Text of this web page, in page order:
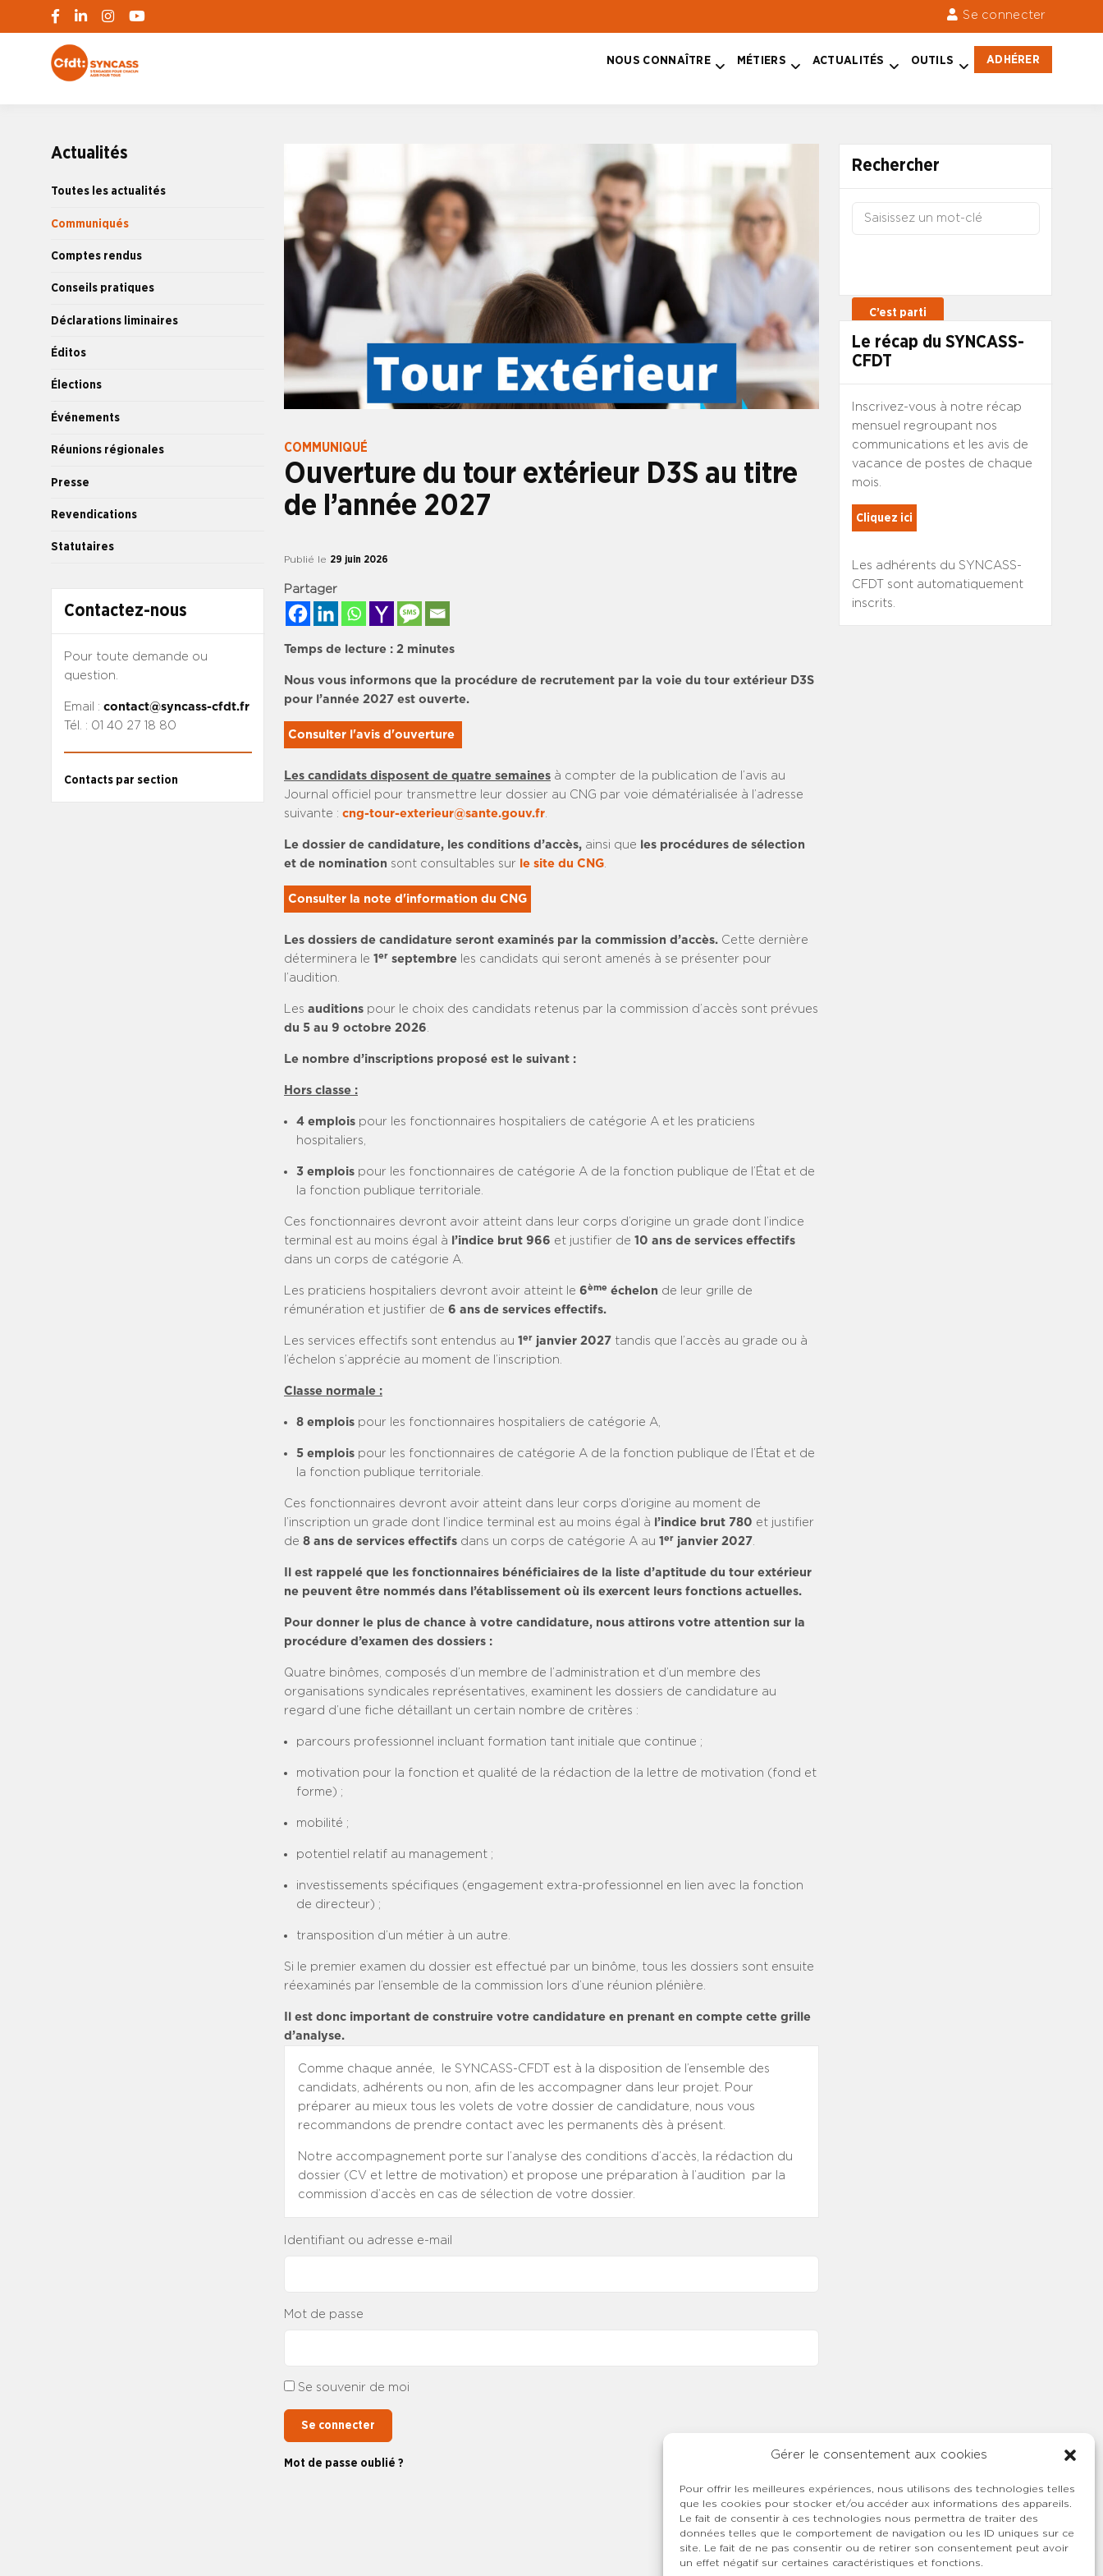
Gérer le consentement aux cookies
Pour offrir les meilleures expériences, nous utilisons des technologies telles
que les cookies pour stocker et/ou accéder aux informations des appareils.
Le fait de consentir à ces technologies nous permettra de traiter des
données telles que le comportement de navigation ou les ID uniques sur ce
site. Le fait de ne pas consentir ou de retirer son consentement peut avoir
un effet négatif sur certaines caractéristiques et fonctions.
Se connecter
NOUS CONNAÎTRE MÉTIERS ACTUALITÉS OUTILS ADHÉRER
Actualités
Toutes les actualités
Communiqués
Comptes rendus
Conseils pratiques
Déclarations liminaires
Éditos
Élections
Événements
Réunions régionales
Presse
Revendications
Statutaires
Contactez-nous
Pour toute demande ou
question.
Email : contact@syncass-cfdt.fr
Tél. : 01 40 27 18 80
Contacts par section
COMMUNIQUÉ
Ouverture du tour extérieur D3S au titre
de l’année 2027
Publié le 29 juin 2026
Partager
Temps de lecture : 2 minutes
Nous vous informons que la procédure de recrutement par la voie du tour extérieur D3S
pour l’année 2027 est ouverte.
Consulter l'avis d'ouverture
Les candidats disposent de quatre semaines à compter de la publication de l’avis au
Journal officiel pour transmettre leur dossier au CNG par voie dématérialisée à l’adresse
suivante : cng-tour-exterieur@sante.gouv.fr
Le dossier de candidature, les conditions d’accès, ainsi que les procédures de sélection
et de nomination sont consultables sur le site du CNG
Consulter la note d'information du CNG
Les dossiers de candidature seront examinés par la commission d’accès. Cette dernière
déterminera le 1 er septembre les candidats qui seront amenés à se présenter pour
l’audition.
Les auditions pour le choix des candidats retenus par la commission d’accès sont prévues
du 5 au 9 octobre 2026
Le nombre d’inscriptions proposé est le suivant :
Hors classe :
4 emplois pour les fonctionnaires hospitaliers de catégorie A et les praticiens
hospitaliers,
3 emplois pour les fonctionnaires de catégorie A de la fonction publique de l’État et de
la fonction publique territoriale.
Ces fonctionnaires devront avoir atteint dans leur corps d’origine un grade dont l’indice
terminal est au moins égal à l’indice brut 966 et justifier de 10 ans de services effectifs
dans un corps de catégorie A.
Les praticiens hospitaliers devront avoir atteint le 6ème échelon de leur grille de
rémunération et justifier de 6 ans de services effectifs.
Les services effectifs sont entendus au 1 er janvier 2027 tandis que l’accès au grade ou à
l’échelon s’apprécie au moment de l’inscription.
Classe normale :
8 emplois pour les fonctionnaires hospitaliers de catégorie A,
5 emplois pour les fonctionnaires de catégorie A de la fonction publique de l’État et de
la fonction publique territoriale.
Ces fonctionnaires devront avoir atteint dans leur corps d’origine au moment de
l’inscription un grade dont l’indice terminal est au moins égal à l’indice brut 780 et justifier
de 8 ans de services effectifs dans un corps de catégorie A au 1 er janvier 2027
Il est rappelé que les fonctionnaires bénéficiaires de la liste d’aptitude du tour extérieur
ne peuvent être nommés dans l’établissement où ils exercent leurs fonctions actuelles.
Pour donner le plus de chance à votre candidature, nous attirons votre attention sur la
procédure d’examen des dossiers :
Quatre binômes, composés d’un membre de l’administration et d’un membre des
organisations syndicales représentatives, examinent les dossiers de candidature au
regard d’une fiche détaillant un certain nombre de critères :
parcours professionnel incluant formation tant initiale que continue ;
motivation pour la fonction et qualité de la rédaction de la lettre de motivation (fond et
forme) ;
mobilité ;
potentiel relatif au management ;
investissements spécifiques (engagement extra-professionnel en lien avec la fonction
de directeur) ;
transposition d’un métier à un autre.
Si le premier examen du dossier est effectué par un binôme, tous les dossiers sont ensuite
réexaminés par l’ensemble de la commission lors d’une réunion plénière.
Il est donc important de construire votre candidature en prenant en compte cette grille
d’analyse.
Comme chaque année, le SYNCASS-CFDT est à la disposition de l’ensemble des
candidats, adhérents ou non, afin de les accompagner dans leur projet. Pour
préparer au mieux tous les volets de votre dossier de candidature, nous vous
recommandons de prendre contact avec les permanents dès à présent.
Notre accompagnement porte sur l’analyse des conditions d’accès, la rédaction du
dossier (CV et lettre de motivation) et propose une préparation à l’audition par la
commission d’accès en cas de sélection de votre dossier.
Identifiant ou adresse e-mail
Mot de passe
Se souvenir de moi
Se connecter
Mot de passe oublié ?
Rechercher
Le récap du SYNCASS-
CFDT
Inscrivez-vous à notre récap
mensuel regroupant nos
communications et les avis de
vacance de postes de chaque
mois.
Cliquez ici
Les adhérents du SYNCASS-
CFDT sont automatiquement
inscrits.